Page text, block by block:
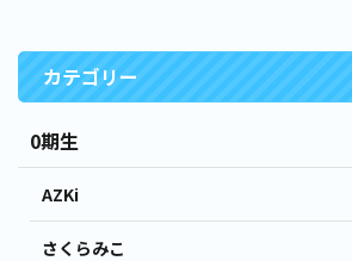
カテゴリー
0期生
AZKi
さくらみこ